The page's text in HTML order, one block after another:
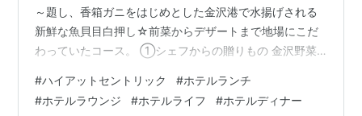
～題し、香箱ガニをはじめとした金沢港で水揚げされる
新鮮な魚貝目白押し☆前菜からデザートまで地場にこだ
わっていたコース。 ①シェフからの贈りもの 金沢野菜
菜 香箱ガニ カリフラワーのピューレ カラフルカリフラ
ワー 蟹酢ジュレ ③スープ 香箱ガニのコンソメスープ カ
#ハイアットセントリック #ホテルランチ
#ホテルラウンジ #ホテルライフ #ホテルディナー